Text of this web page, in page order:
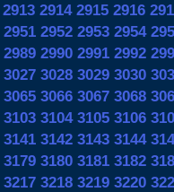
2913 2914 2915 2916
2951 2952 2953 2954
2989 2990 2991 2992
3027 3028 3029 3030
3065 3066 3067 3068
3103 3104 3105 3106
3141 3142 3143 3144
3179 3180 3181 3182
3217 3218 3219 3220